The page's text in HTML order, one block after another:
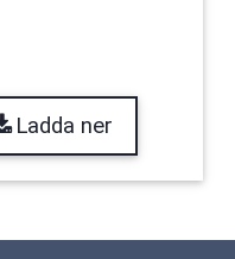
Ladda ner